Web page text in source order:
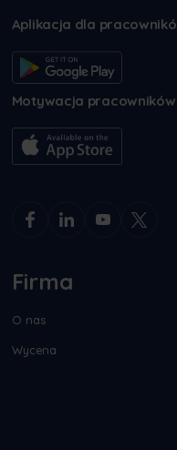
Aplikacja dla
Motywacja pracowników
Firma
O nas
Wycena